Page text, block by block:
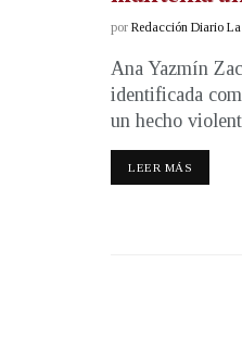
por Redacción Diario La
Ana Yazmín
identificada
un hecho
LEER MÁS